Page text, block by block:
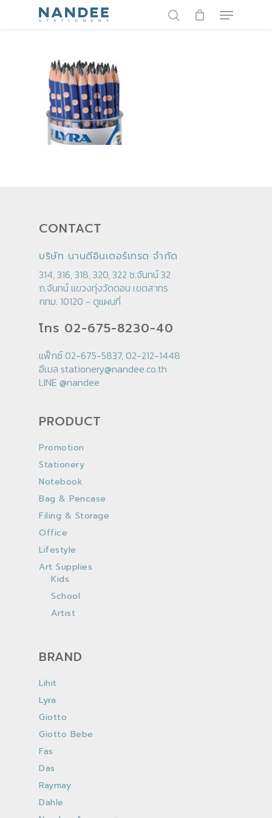
Menu
CONTACT
บริษัท นานดีอินเตอร์เทรด จำกัด
314, 316, 318, 320, 322 ซ.จันทน์ 32
ถ.จันทน์ แขวงทุ่งวัดดอน เขตสาทร
กทม. 10120 - ดูแผนที่
โทร 02-675-8230-40
แฟ็กซ์ 02-675-5837, 02-212-1448
อีเมล stationery@nandee.co.th
LINE @nandee
PRODUCT
Promotion
Stationery
Notebook
Bag & Pencase
Filing & Storage
Office
Lifestyle
Art Supplies
Kids
School
Artist
BRAND
Lihit
Lyra
Giotto
Giotto Bebe
Fas
Das
Raymay
Dahle